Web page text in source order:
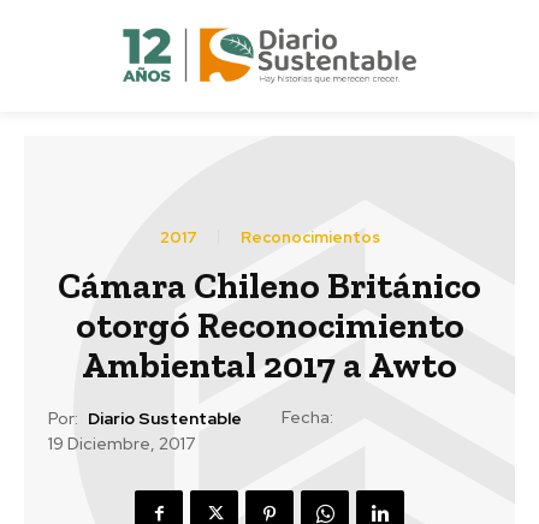
2017 Reconocimientos
Cámara Chileno Británico
otorgó Reconocimiento
Ambiental 2017 a Awto
Por: Diario Sustentable
Fecha:
19 Diciembre, 2017